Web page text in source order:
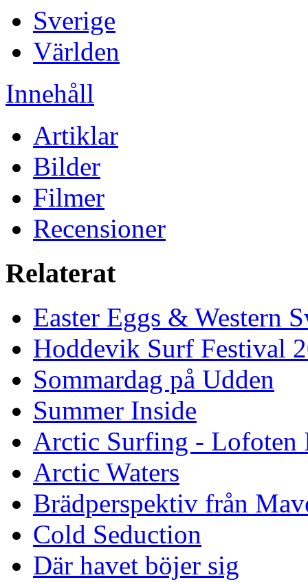
Sverige
Världen
Innehåll
Artiklar
Bilder
Filmer
Recensioner
Relaterat
Easter Eggs & Western
Hoddevik Surf Festival
Sommardag på Udden
Summer Inside
Arctic Surfing - Lofoten
Arctic Waters
Brädperspektiv från
Cold Seduction
Där havet böjer sig